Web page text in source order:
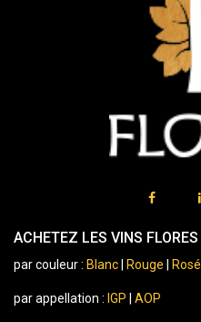
ACHETEZ LES VINS FLORES
par couleur : Blanc Rouge Rosé
par appellation : IGP AOP